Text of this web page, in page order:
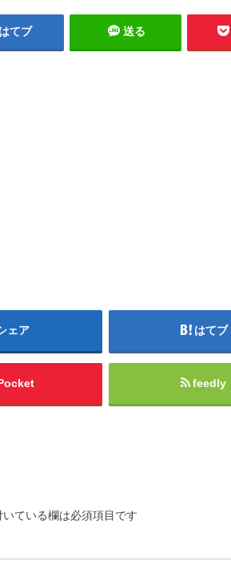
はてブ 送る
ェア はてブ
feedly
いている欄は必須項目です